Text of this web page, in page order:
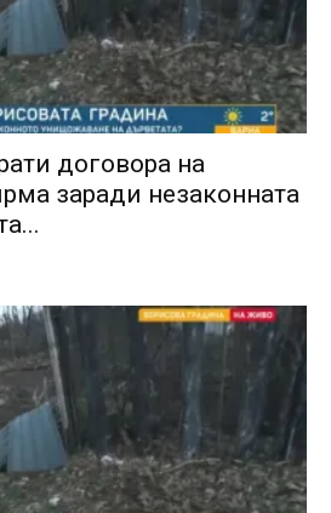
договора на
заради незаконната